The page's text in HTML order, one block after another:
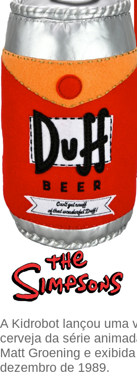
A Kidrobot lançou uma
cerveja da série
Matt Groening e
dezembro de 1989.